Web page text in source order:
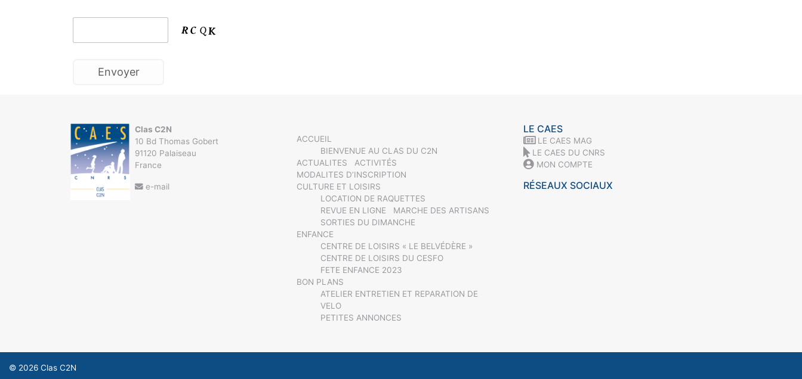
Clas C2N
10 Bd Thomas Gobert
91120 Palaiseau
France
e-mail
ACCUEIL
BIENVENUE AU CLAS DU C2N
ACTUALITES
ACTIVITÉS
MODALITES D’INSCRIPTION
CULTURE ET LOISIRS
LOCATION DE RAQUETTES
REVUE EN LIGNE
MARCHE DES ARTISANS
SORTIES DU DIMANCHE
ENFANCE
CENTRE DE LOISIRS « LE BELVÉDÈRE »
CENTRE DE LOISIRS DU CESFO
FETE ENFANCE 2023
BON PLANS
ATELIER ENTRETIEN ET REPARATION DE
VELO
PETITES ANNONCES
LE CAES
LE CAES MAG
LE CAES DU CNRS
MON COMPTE
RÉSEAUX SOCIAUX
© 2026 Clas C2N